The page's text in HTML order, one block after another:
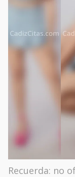
Recuerda: no